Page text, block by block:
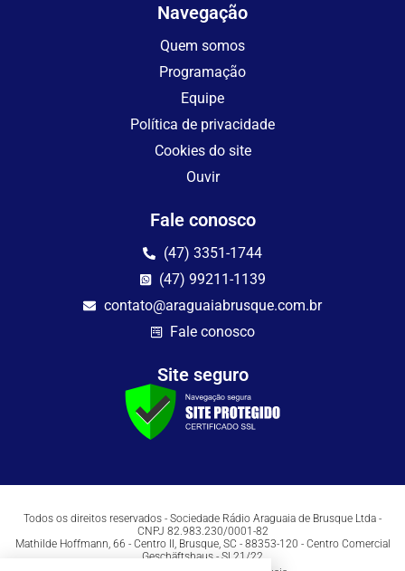
Navegação
Quem somos
Programação
Equipe
Política de privacidade
Cookies do site
Ouvir
Fale conosco
(47) 3351-1744
(47) 99211-1139
contato@araguaiabrusque.com.br
Fale conosco
Site seguro
Todos os direitos reservados - Sociedade Rádio Araguaia de Brusque Ltda -
CNPJ 82.983.230/0001-82
Mathilde Hoffmann, 66 - Centro II, Brusque, SC - 88353-120 - Centro Comercial
Geschäftshaus - Sl 21/22